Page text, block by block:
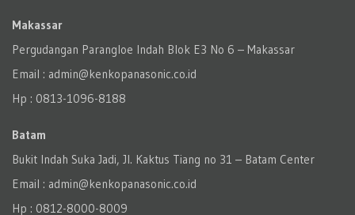
Makassar
Pergudangan Parangloe Indah Blok E3 No 6 – Makassar
Email : admin@kenkopanasonic.co.id
Hp : 0813-1096-8188
Batam
Bukit Indah Suka Jadi, Jl. Kaktus Tiang no 31 – Batam Center
Email : admin@kenkopanasonic.co.id
Hp : 0812-8000-8009